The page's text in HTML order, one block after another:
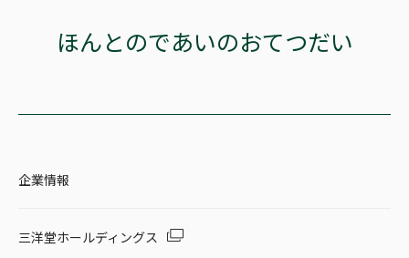
ほんとのであいのおてつだい
企業情報
三洋堂ホールディングス